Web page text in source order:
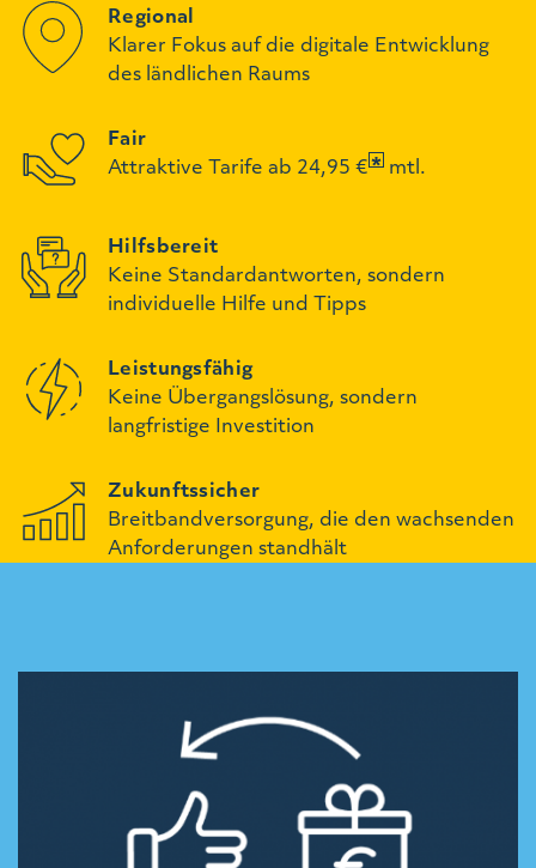
Regional
Klarer Fokus auf die digitale Entwicklung
des ländlichen Raums
Fair
Attraktive Tarife ab 24,95 €
mtl.
Hilfsbereit
Keine Standardantworten, sondern
individuelle Hilfe und Tipps
Leistungsfähig
Keine Übergangslösung, sondern
langfristige Investition
Zukunftssicher
Breitbandversorgung, die den wachsenden
Anforderungen standhält